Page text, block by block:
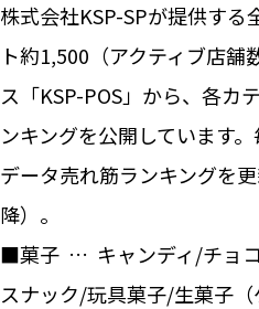
株式会社KSP-SPが提供する
ト約1,500（アクティブ店舗
ス「KSP-POS」から、各カ
ンキングを公開しています
データ売れ筋ランキングを
降）。
■菓子 … キャンディ/チョ
スナック/玩具菓子/生菓子